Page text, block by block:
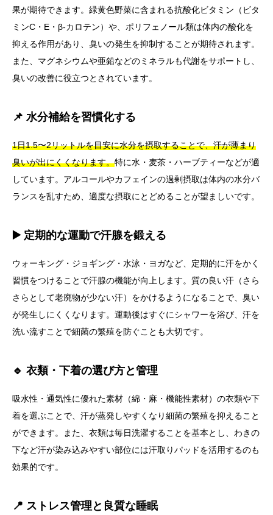
果が期待できます。緑黄色野菜に含まれる抗酸化ビタミン（ビタ
ミンC・E・β-カロテン）や、ポリフェノール類は体内の酸化を
抑える作用があり、臭いの発生を抑制することが期待されます。
また、マグネシウムや亜鉛などのミネラルも代謝をサポートし、
臭いの改善に役立つとされています。
📌 水分補給を習慣化する
1日1.5〜2リットルを目安に水分を摂取することで、汗が薄まり
臭いが出にくくなります。特に水・麦茶・ハーブティーなどが適
しています。アルコールやカフェインの過剰摂取は体内の水分バ
ランスを乱すため、適度な摂取にとどめることが望ましいです。
▶️ 定期的な運動で汗腺を鍛える
ウォーキング・ジョギング・水泳・ヨガなど、定期的に汗をかく
習慣をつけることで汗腺の機能が向上します。質の良い汗（さら
さらとして老廃物が少ない汗）をかけるようになることで、臭い
が発生しにくくなります。運動後はすぐにシャワーを浴び、汗を
洗い流すことで細菌の繁殖を防ぐことも大切です。
🔹 衣類・下着の選び方と管理
吸水性・通気性に優れた素材（綿・麻・機能性素材）の衣類や下
着を選ぶことで、汗が蒸発しやすくなり細菌の繁殖を抑えること
ができます。また、衣類は毎日洗濯することを基本とし、わきの
下など汗が染み込みやすい部位には汗取りパッドを活用するのも
効果的です。
📍 ストレス管理と良質な睡眠